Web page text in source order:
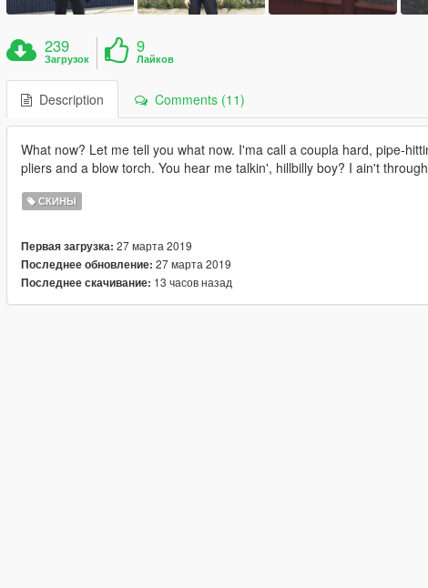
239
Загрузок
9
Лайков
Description Comments (11)
What now? Let me tell you what now. I'ma call a coupla hard, pipe-
pliers and a blow torch. You hear me talkin', hillbilly boy? I ain't
СКИНЫ
Первая загрузка: 27 марта 2019
Последнее обновление: 27 марта 2019
Последнее скачивание: 13 часов назад